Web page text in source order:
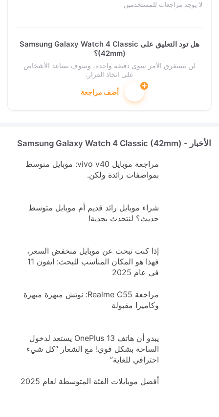
لا يوجد مراجعات للمستخدمين
هل تود التعليق على Samsung Galaxy Watch 4 Classic
(42mm)؟
لن يستغرق الأمر سوى دقيقة واحدة، وسوف تساعد الأشخاص
على اتخاذ القرار.
أضف مراجعة
الأخبار - Samsung Galaxy Watch 4 Classic (42mm)
مراجعة موبايل vivo v40: موبايل متوسط
بمواصفات رائدة ولكن.
شراء موبايل رائد قديم أم موبايل متوسط
حديث؟ لنتحدث بجدية!
إذا كنت تبحث عن موبايل منخفض السعر،
فهذا هو المكان المناسب للبحث: ايفون 11
في عام 2025
مراجعة Realme C55: نوتش مبهرة مبهرة
وكاميرا مقبولة
يبدو أن هاتف OnePlus 13 يستعد لدخول
الساحة بشكل قوي! مع الشعار “كل شيء
احترافي للغاية”
أفضل موبايلات الفئة المتوسطة لعام 2025